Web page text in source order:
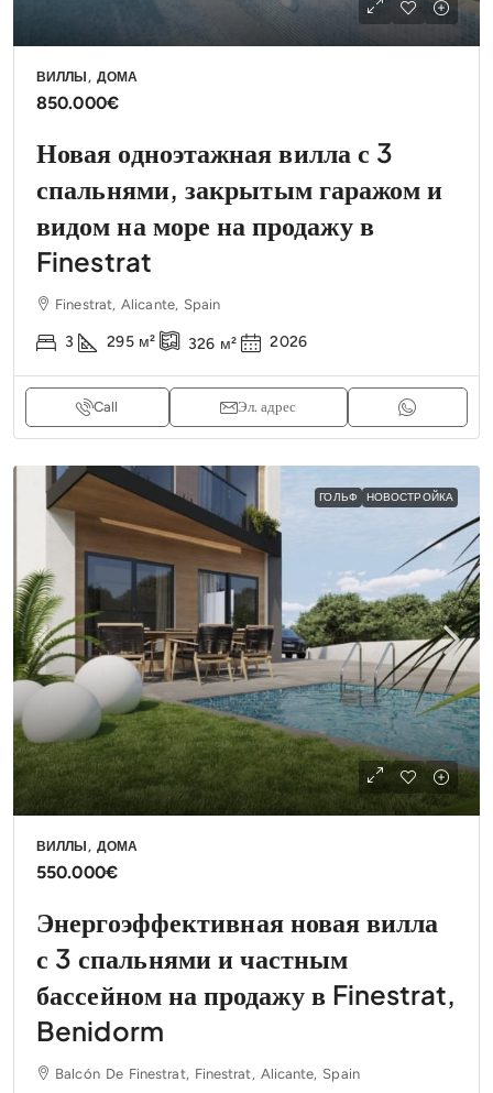
ВИЛЛЫ, ДОМА
850.000€
Новая одноэтажная вилла с 3
спальнями, закрытым гаражом и
видом на море на продажу в
Finestrat
Finestrat, Alicante, Spain
3 295 м² 326 м² 2026
Call Эл. адрес
ГОЛЬФ НОВОСТРОЙКА
ВИЛЛЫ, ДОМА
550.000€
Энергоэффективная новая вилла
с 3 спальнями и частным
бассейном на продажу в Finestrat,
Benidorm
Balcón De Finestrat, Finestrat, Alicante, Spain